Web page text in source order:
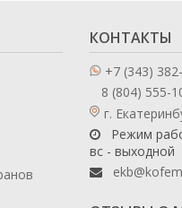
КОНТАКТЫ
+7 (343)
8 (804) 555-
г.
Режим
вс - выходной